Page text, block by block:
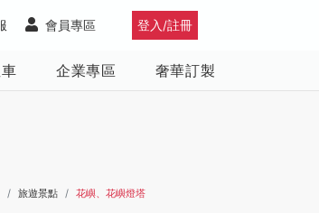
登入/註冊
會員專區
企業專區 奢華訂製
旅遊景點 花嶼、花嶼燈塔